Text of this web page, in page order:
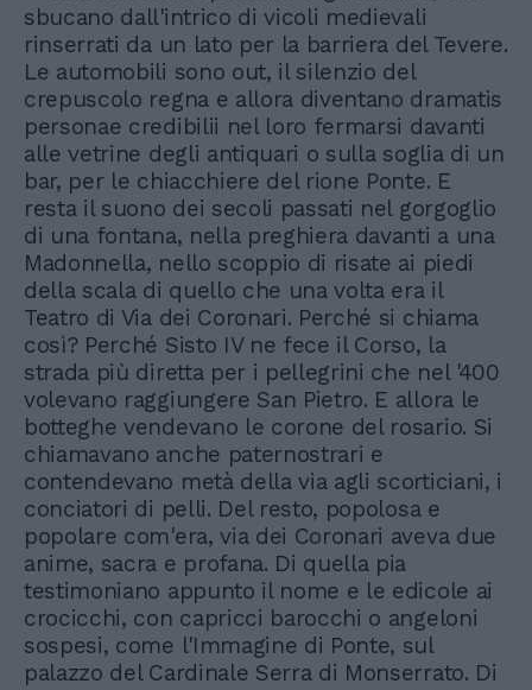
sbucano dall'intrico di vicoli medievali
rinserrati da un lato per la barriera del Tevere.
Le automobili sono out, il silenzio del
crepuscolo regna e allora diventano dramatis
personae credibilii nel loro fermarsi davanti
alle vetrine degli antiquari o sulla soglia di un
bar, per le chiacchiere del rione Ponte. E
resta il suono dei secoli passati nel gorgoglio
di una fontana, nella preghiera davanti a una
Madonnella, nello scoppio di risate ai piedi
della scala di quello che una volta era il
Teatro di Via dei Coronari. Perché si chiama
così? Perché Sisto IV ne fece il Corso, la
strada più diretta per i pellegrini che nel '400
volevano raggiungere San Pietro. E allora le
botteghe vendevano le corone del rosario. Si
chiamavano anche paternostrari e
contendevano metà della via agli scorticiani, i
conciatori di pelli. Del resto, popolosa e
popolare com'era, via dei Coronari aveva due
anime, sacra e profana. Di quella pia
testimoniano appunto il nome e le edicole ai
crocicchi, con capricci barocchi o angeloni
sospesi, come l'Immagine di Ponte, sul
palazzo del Cardinale Serra di Monserrato. Di